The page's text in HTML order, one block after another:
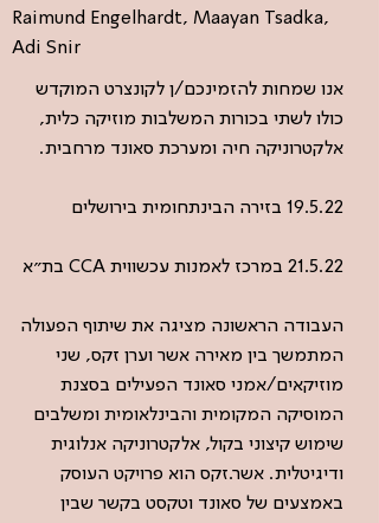
Raimund Engelhardt, Maayan Tsadka,
Adi Snir
אנו שמחות להזמינכם/ן לקונצרט המוקדש
כולו לשתי בכורות המשלבות מוזיקה כלית,
אלקטרוניקה חיה ומערכת סאונד מרחבית.
19.5.22 בזירה הבינתחומית בירושלים
21.5.22 במרכז לאמנות עכשווית CCA בת״א
העבודה הראשונה מציגה את שיתוף הפעולה
המתמשך בין מאירה אשר וערן זקס, שני
מוזיקאים/אמני סאונד הפעילים בסצנת
המוסיקה המקומית והבינלאומית ומשלבים
שימוש קיצוני בקול, אלקטרוניקה אנלוגית
ודיגיטלית. אשר.זקס הוא פרויקט העוסק
באמצעים של סאונד וטקסט בקשר שבין